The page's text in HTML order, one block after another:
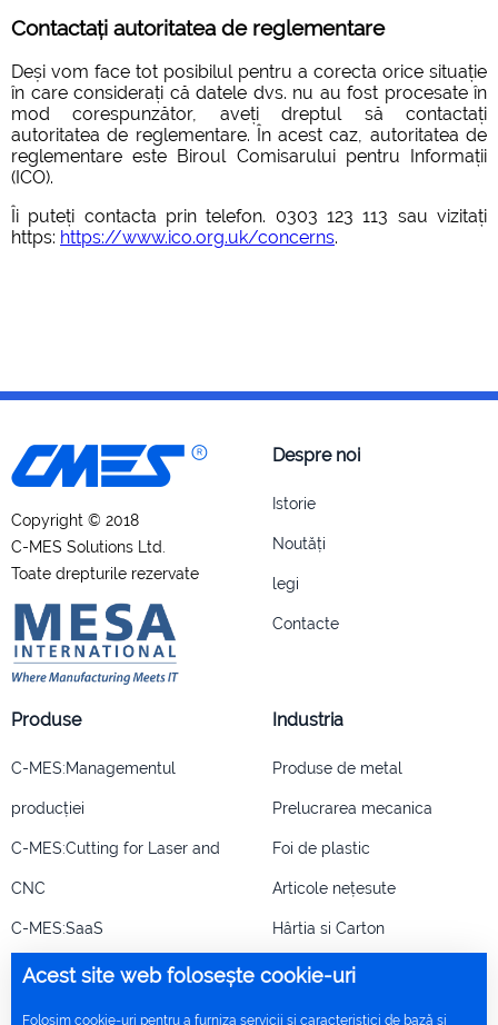
Contactați autoritatea de reglementare
Deși vom face tot posibilul pentru a corecta orice situație
în care considerați că datele dvs. nu au fost procesate în
mod corespunzător, aveți dreptul să contactați
autoritatea de reglementare. În acest caz, autoritatea de
reglementare este Biroul Comisarului pentru Informații
(ICO).
Îi puteți contacta prin telefon. 0303 123 113 sau vizitați
https: https://www.ico.org.uk/concerns.
Copyright © 2018
C-MES Solutions Ltd.
Toate drepturile rezervate
Despre noi
Istorie
Noutăți
legi
Contacte
Produse
C-MES:Managementul
producției
C-MES:Cutting for Laser and
CNC
C-MES:SaaS
Industria
Produse de metal
Prelucrarea mecanica
Foi de plastic
Articole nețesute
Hârtia si Carton
+44208 068 4673
Acest site web folosește cookie-uri
Folosim cookie-uri pentru a furniza servicii și caracteristici de bază și